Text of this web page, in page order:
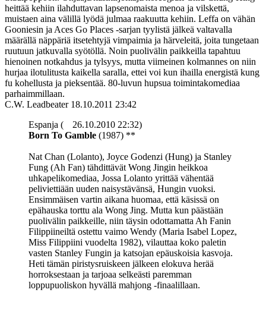
heittää kehiin ilahduttavan lapsenomaista menoa ja vilskettä,
muistaen aina välillä lyödä julmaa raakuutta kehiin. Leffa on vähän
Gooniesin ja Aces Go Places ‑sarjan tyylistä jälkeä valtavalla
määrällä näppäriä itsetehtyjä vimpaimia ja härveleitä, joita tungetaan
ruutuun jatkuvalla syötöllä. Noin puolivälin paikkeilla tapahtuu
hienoinen notkahdus ja tylsyys, mutta viimeinen kolmannes on niin
hurjaa ilotulitusta kaikella saralla, ettei voi kun ihailla energistä kung
fu kohellusta ja pieksentää. 80-luvun hupsua toimintakomediaa
parhaimmillaan.
C.W. Leadbeater 18.10.2011 23:42
Espanja (
26.10.2010 22:32)
Born To Gamble (1987) **
Nat Chan (Lolanto), Joyce Godenzi (Hung) ja Stanley
Fung (Ah Fan) tähdittävät Wong Jingin heikkoa
uhkapelikomediaa, Jossa Lolanto yrittää vähentää
peliviettiään uuden naisystävänsä, Hungin vuoksi.
Ensimmäisen vartin aikana huomaa, että käsissä on
epähauska torttu ala Wong Jing. Mutta kun päästään
puolivälin paikkeille, niin täysin odottamatta Ah Fanin
Filippiineiltä ostettu vaimo Wendy (Maria Isabel Lopez,
Miss Filippiini vuodelta 1982), vilauttaa koko paletin
vasten Stanley Fungin ja katsojan epäuskoisia kasvoja.
Heti tämän piristysruiskeen jälkeen elokuva herää
horroksestaan ja tarjoaa selkeästi paremman
loppupuoliskon hyvällä mahjong ‑finaalillaan.